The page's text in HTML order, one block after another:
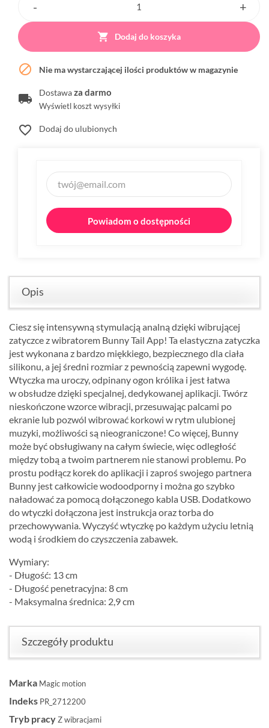
 Dodaj do koszyka
 Nie ma wystarczającej ilości produktów w magazynie
Dostawaza darmo
Wyświetl koszt wysyłki
favorite_border Dodaj do ulubionych
Powiadom o dostępności
Opis
Ciesz się intensywną stymulacją analną dzięki wibrującej
zatyczce z wibratorem Bunny Tail App! Ta elastyczna zatyczka
jest wykonana z bardzo miękkiego, bezpiecznego dla ciała
silikonu, a jej średni rozmiar z pewnością zapewni wygodę.
Wtyczka ma uroczy, odpinany ogon królika i jest łatwa
w obsłudze dzięki specjalnej, dedykowanej aplikacji. Twórz
nieskończone wzorce wibracji, przesuwając palcami po
ekranie lub pozwól wibrować korkowi w rytm ulubionej
muzyki, możliwości są nieograniczone! Co więcej, Bunny
może być obsługiwany na całym świecie, więc odległość
między tobą a twoim partnerem nie stanowi problemu. Po
prostu podłącz korek do aplikacji i zaproś swojego partnera
Bunny jest całkowicie wodoodporny i można go szybko
naładować za pomocą dołączonego kabla USB. Dodatkowo
do wtyczki dołączona jest instrukcja oraz torba do
przechowywania. Wyczyść wtyczkę po każdym użyciu letnią
wodą i środkiem do czyszczenia zabawek.
Wymiary:
- Długość: 13 cm
- Długość penetracyjna: 8 cm
- Maksymalna średnica: 2,9 cm
Szczegóły produktu
Marka Magic motion
Indeks PR_2712200
Tryb pracyZ wibracjami